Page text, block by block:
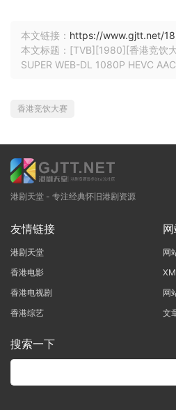
本文链接： https://www.gjtt.net/
本文标题：[TVB][1980][香港竞饮
SUPER WEB-DL 1080P HEVC
香港竞饮大赛
港剧天堂 - 专注经典怀旧港剧资源
友情链接
港剧天堂
香港电影
香港电视剧
香港综艺
网
网
文
搜索一下